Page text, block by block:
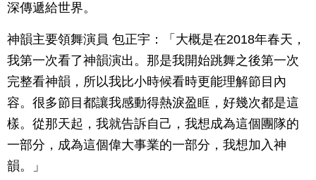
深傳遞給世界。
神韻主要領舞演員 包正宇：「大概是在2018年春天，
我第一次看了神韻演出。那是我開始跳舞之後第一次
完整看神韻，所以我比小時候看時更能理解節目內
容。很多節目都讓我感動得熱淚盈眶，好幾次都是這
樣。從那天起，我就告訴自己，我想成為這個團隊的
一部分，成為這個偉大事業的一部分，我想加入神
韻。」